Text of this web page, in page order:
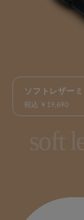
ソフトレザー
税込 ￥19,690